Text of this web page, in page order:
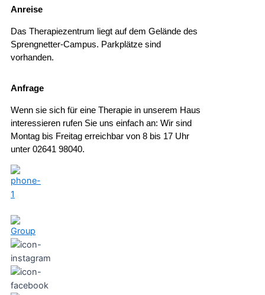
Anreise
Das Therapiezentrum liegt auf dem Gelände des
Sprengnetter-Campus. Parkplätze sind
vorhanden.
Anfrage
Wenn sie sich für eine Therapie in unserem Haus
interessieren rufen Sie uns einfach an: Wir sind
Montag bis Freitag erreichbar von 8 bis 17 Uhr
unter 02641 98040.